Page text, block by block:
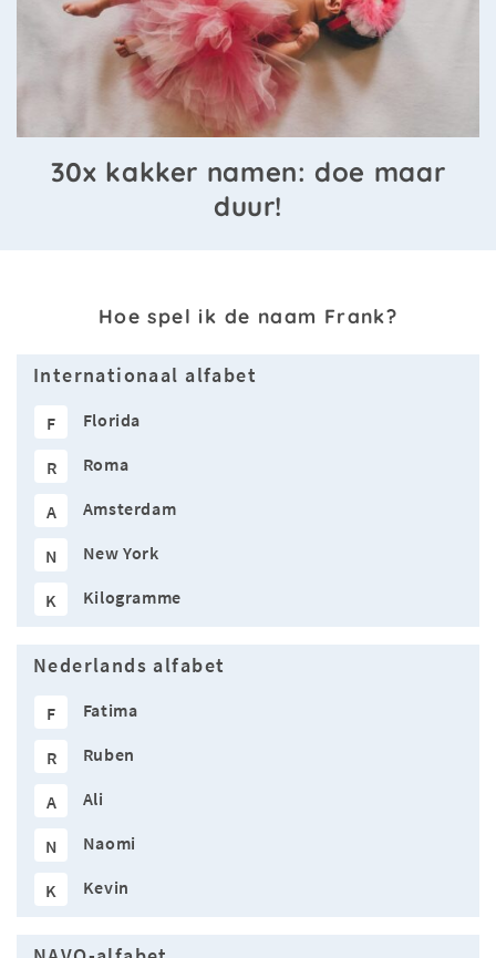
30x kakker namen: doe maar
duur!
Hoe spel ik de naam Frank?
Internationaal alfabet
F Florida
R Roma
A Amsterdam
N New York
K Kilogramme
Nederlands alfabet
F Fatima
R Ruben
A Ali
N Naomi
K Kevin